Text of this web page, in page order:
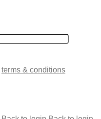
terms & conditions